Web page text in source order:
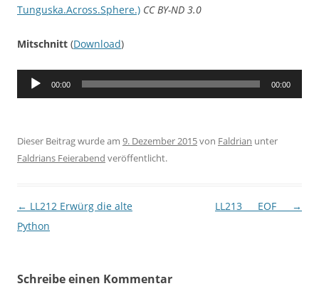
Tunguska.Across.Sphere.) CC BY-ND 3.0
Mitschnitt (Download)
Audio-
00:00 00:00
Dieser Beitrag wurde am 9. Dezember 2015von Faldrian unter
Faldrians Feierabend veröffentlicht.
Beitragsnavigation
← LL212 Erwürg die alte
Python
LL213 ___EOF___ →
Schreibe einen Kommentar